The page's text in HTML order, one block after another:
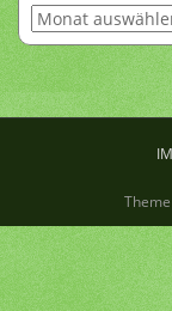
Archiv